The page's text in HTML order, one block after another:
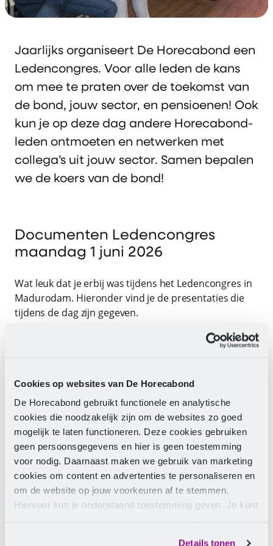
Cookies op websites van De Horecabond
De Horecabond gebruikt functionele en analytische
cookies die noodzakelijk zijn om de websites zo goed
mogelijk te laten functioneren. Deze cookies gebruiken
geen persoonsgegevens en hier is geen toestemming
voor nodig. Daarnaast maken we gebruik van marketing
cookies om content en advertenties te personaliseren en
om de website op jouw voorkeuren af te stemmen.
Hiervoor kun je onderstaand toestemming geven. Je kunt
Details tonen
Jaarlijks organiseert De Horecabond een
Ledencongres. Voor alle leden de kans
om mee te praten over de toekomst van
de bond, jouw sector, en pensioenen! Ook
kun je op deze dag andere Horecabond-
leden ontmoeten en netwerken met
collega’s uit jouw sector. Samen bepalen
we de koers van de bond!
Documenten Ledencongres
maandag 1 juni 2026
Wat leuk dat je erbij was tijdens het Ledencongres in
Madurodam. Hieronder vind je de presentaties die
tijdens de dag zijn gegeven.
TIP Maandag 31 mei 2027 staat het
volgende Ledencongres op de agenda.
Houd de website in de gaten!